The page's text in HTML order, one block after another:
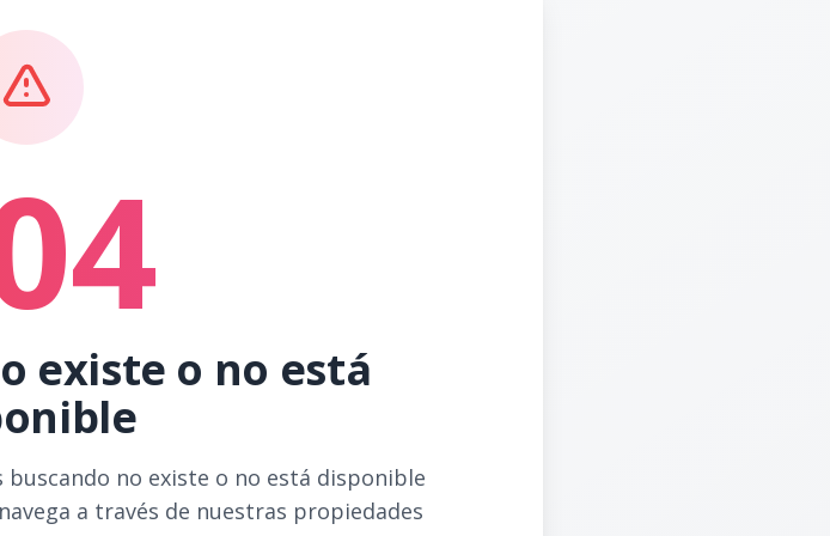
existe o no está
no existe o no está disponible
a través de nuestras propiedades